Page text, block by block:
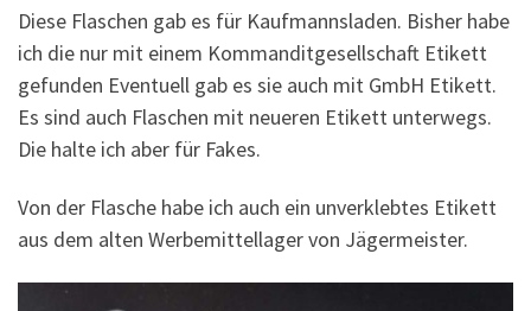
Diese Flaschen gab es für Kaufmannsladen. Bisher habe
ich die nur mit einem Kommanditgesellschaft Etikett
gefunden Eventuell gab es sie auch mit GmbH Etikett.
Es sind auch Flaschen mit neueren Etikett unterwegs.
Die halte ich aber für Fakes.
Von der Flasche habe ich auch ein unverklebtes Etikett
aus dem alten Werbemittellager von Jägermeister.